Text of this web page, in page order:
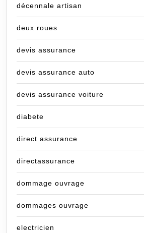
décennale artisan
deux roues
devis assurance
devis assurance auto
devis assurance voiture
diabete
direct assurance
directassurance
dommage ouvrage
dommages ouvrage
electricien